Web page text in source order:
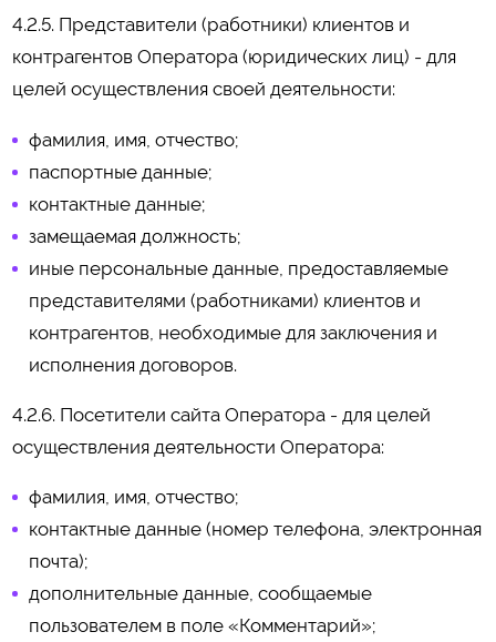
4.2.5. Представители (работники) клиентов и
контрагентов Оператора (юридических лиц) - для
целей осуществления своей деятельности:
фамилия, имя, отчество;
паспортные данные;
контактные данные;
замещаемая должность;
иные персональные данные, предоставляемые
представителями (работниками) клиентов и
контрагентов, необходимые для заключения и
исполнения договоров.
4.2.6. Посетители сайта Оператора - для целей
осуществления деятельности Оператора:
фамилия, имя, отчество;
контактные данные (номер телефона, электронная
почта);
дополнительные данные, сообщаемые
пользователем в поле «Комментарий»;